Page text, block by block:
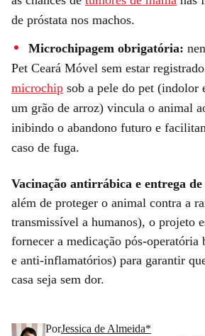
de próstata nos machos.
Microchipagem obrigatória:
Pet Ceará Móvel sem estar
microchip sob a pele do pet (indolor
um grão de arroz) vincula o animal
inibindo o abandono futuro e
caso de fuga.
Vacinação antirrábica e entrega
além de proteger o animal contra a
transmissível a humanos), o projeto
fornecer a medicação pós-operatória
e anti-inflamatórios) para garantir
casa seja sem dor.
PorJessica de Almeida*